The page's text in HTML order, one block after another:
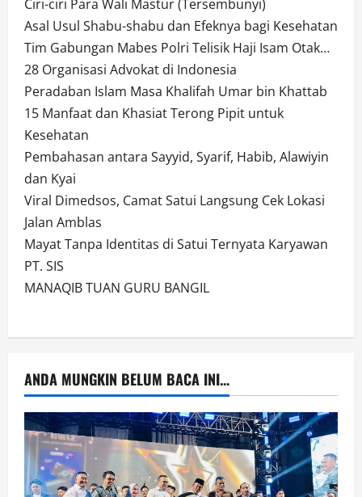
Ciri-ciri Para Wali Mastur (Tersembunyi)
Asal Usul Shabu-shabu dan Efeknya bagi Kesehatan
Tim Gabungan Mabes Polri Telisik Haji Isam Otak…
28 Organisasi Advokat di Indonesia
Peradaban Islam Masa Khalifah Umar bin Khattab
15 Manfaat dan Khasiat Terong Pipit untuk
Kesehatan
Pembahasan antara Sayyid, Syarif, Habib, Alawiyin
dan Kyai
Viral Dimedsos, Camat Satui Langsung Cek Lokasi
Jalan Amblas
Mayat Tanpa Identitas di Satui Ternyata Karyawan
PT. SIS
MANAQIB TUAN GURU BANGIL
ANDA MUNGKIN BELUM BACA INI...